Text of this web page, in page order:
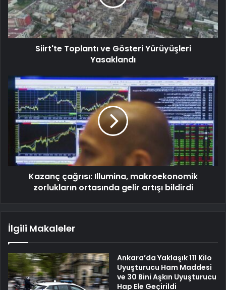
Siirt'te Toplantı ve Gösteri Yürüyüşleri
Yasaklandı
Kazanç çağrısı: Illumina, makroekonomik
zorlukların ortasında gelir artışı bildirdi
İlgili Makaleler
Ankara’da Yaklaşık 111 Kilo
Uyuşturucu Ham Maddesi
ve 30 Bini Aşkın Uyuşturucu
Hap Ele Geçirildi